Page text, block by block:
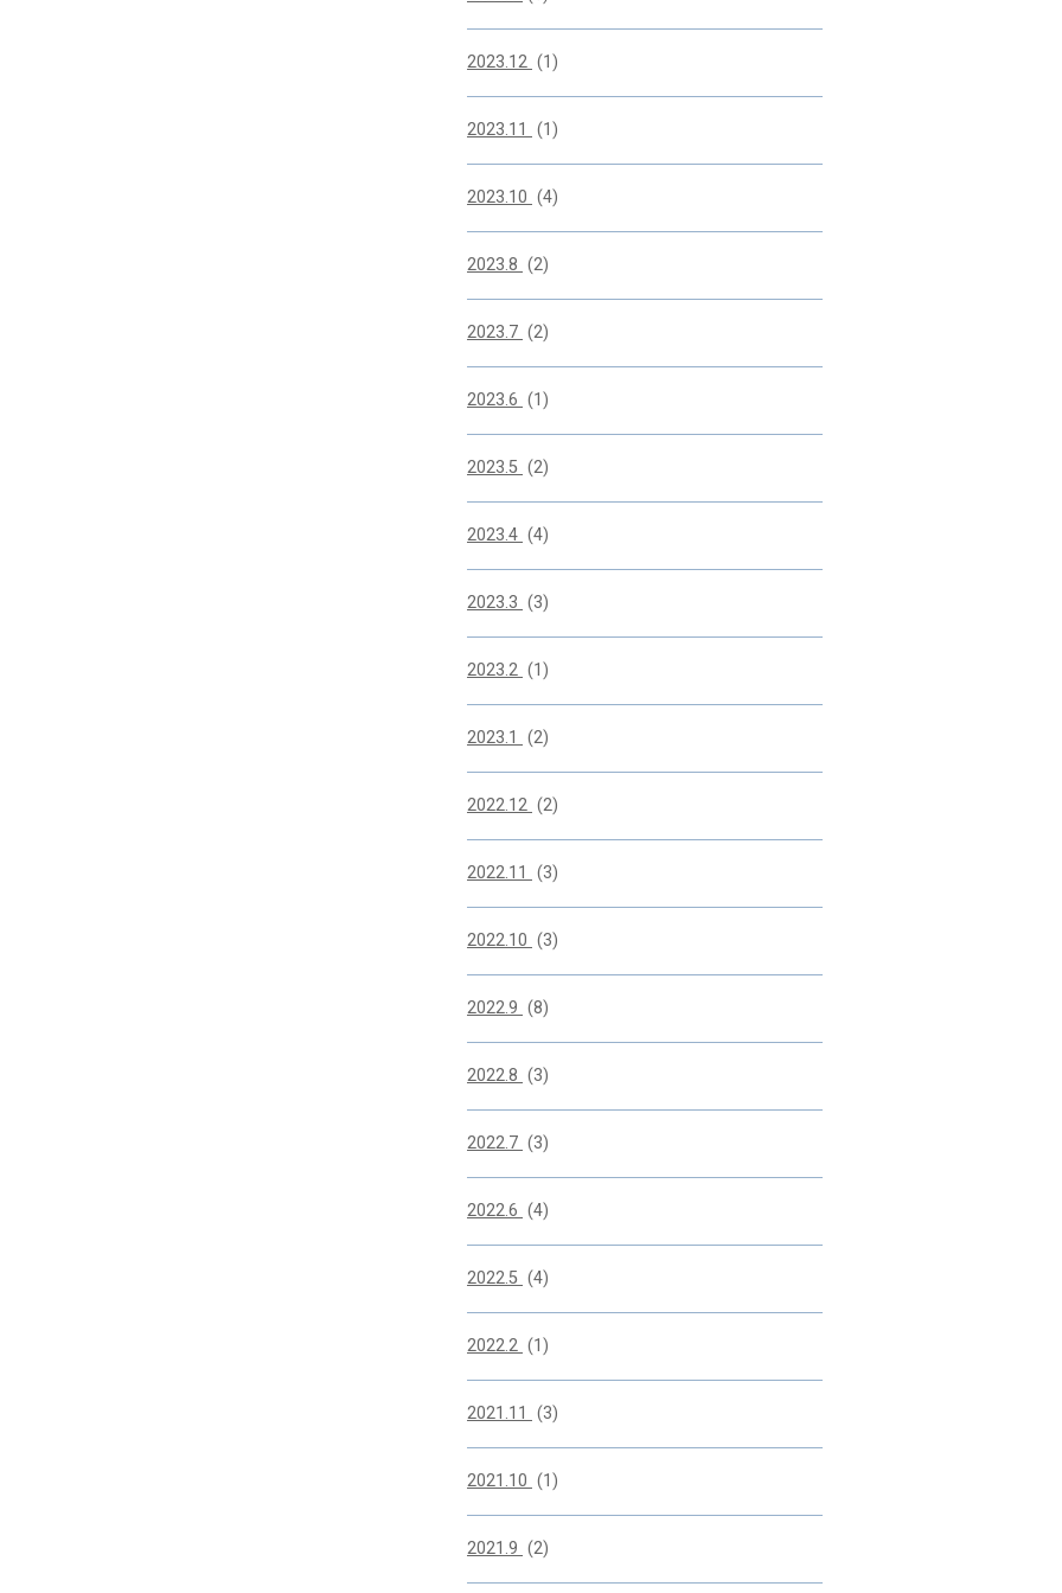
2023.12 (1)
2023.11 (1)
2023.10 (4)
2023.8 (2)
2023.7 (2)
2023.6 (1)
2023.5 (2)
2023.4 (4)
2023.3 (3)
2023.2 (1)
2023.1 (2)
2022.12 (2)
2022.11 (3)
2022.10 (3)
2022.9 (8)
2022.8 (3)
2022.7 (3)
2022.6 (4)
2022.5 (4)
2022.2 (1)
2021.11 (3)
2021.10 (1)
2021.9 (2)